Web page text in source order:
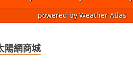
powered byWeather Atlas
陽網商城